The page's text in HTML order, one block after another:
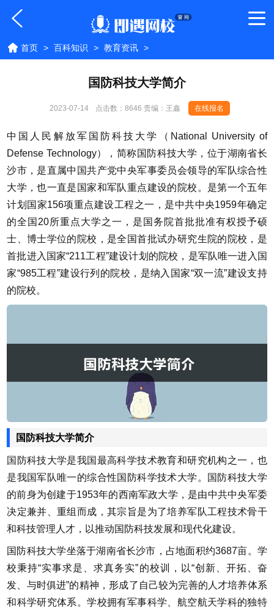
首页 > 百科知识 > 教育资讯 >
国防科技大学简介
2023-07-14 点击数： 8646 责编：王鑫 在线报名
中国人民解放军国防科技大学（National University of
Defense Technology），简称国防科技大学，位于湖南省长
沙市，是直属中国共产党中央军事委员会领导的军队综合性
大学，也一直是国家和军队重点建设的院校。是第一个五年
计划国家156项重点建设工程之一，是中共中央1959年确定
的全国20所重点大学之一，是国务院首批批准有权授予硕
士、博士学位的院校，是全国首批试办研究生院的院校，是
首批进入国家“211工程”建设计划的院校，是军队唯一进入国
家“985工程”建设行列的院校，是纳入国家“双一流”建设支持
的院校。
国防科技大学简介
国防科技大学是我国最高科学技术教育和研究机构之一，也
是我国军队唯一的综合性国防科学技术大学。国防科技大学
的前身为创建于1953年的西南军政大学，是由中共中央军委
决定兼并、重组而成，其宗旨是为了培养军队工程技术骨干
和科技管理人才，以推动国防科技发展和现代化建设。
国防科技大学坐落于湖南省长沙市，占地面积约3687亩。学
校秉持“实事求是、求真务实”的校训，以“创新、开拓、奋
发、与时俱进”的精神，形成了自己较为完善的人才培养体系
和科学研究体系。学校拥有军事科学、航空航天学科的独特